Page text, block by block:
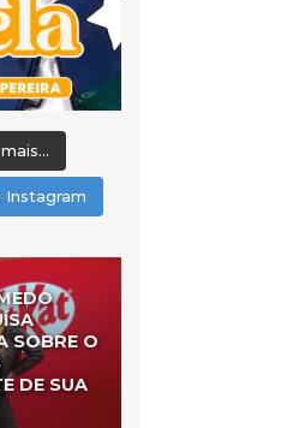
Instagram
SOBRE O
DE SUA